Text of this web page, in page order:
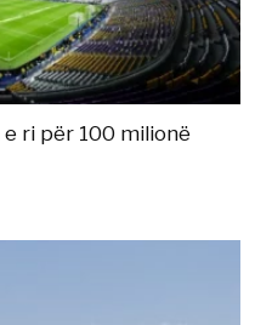
ri për 100 milionë